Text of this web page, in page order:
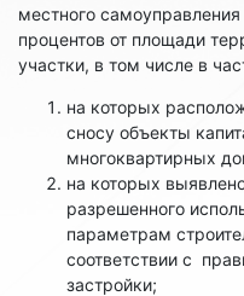
местного
процентов от площади
участки, в том числе в
на которых
сносу объекты
многоквартирных
на которых
разрешенного
параметрам
соответствии с
застройки;